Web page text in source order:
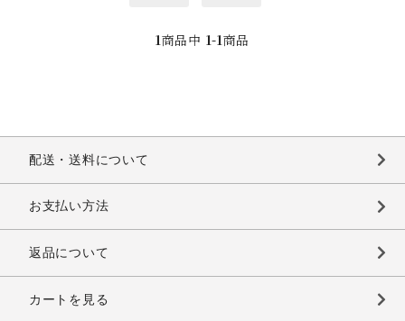
1商品中 1-1商品
配送・送料について
お支払い方法
返品について
カートを見る